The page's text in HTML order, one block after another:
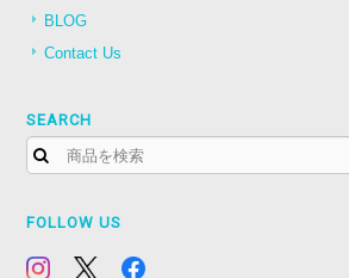
BLOG
Contact Us
SEARCH
FOLLOW US